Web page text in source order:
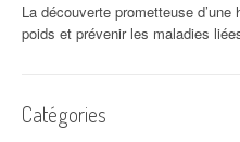
La découverte prometteuse
poids et prévenir les maladies
Catégories